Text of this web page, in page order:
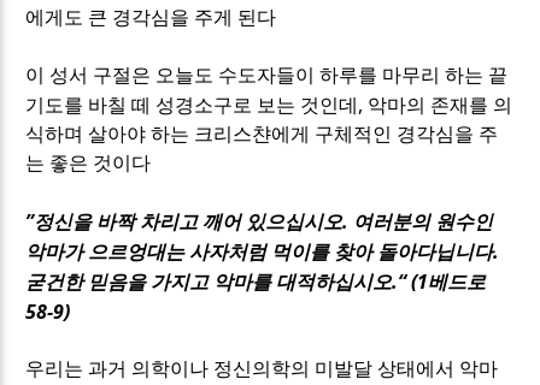
에게도 큰 경각심을 주게 된다
이 성서 구절은 오늘도 수도자들이 하루를 마무리 하는 끝
기도를 바칠 떼 성경소구로 보는 것인데 , 악마의 존재를 의
식하며 살아야 하는 크리스챤에게 구체적인 경각심을 주
는 좋은 것이다
”정신을 바짝 차리고 깨어 있으십시오. 여러분의 원수인
악마가 으르엉대는 사자처럼 먹이를 찾아 돌아다닙니다.
굳건한 믿음을 가지고 악마를 대적하십시오.“ (1베드로
58-9)
우리는 과거 의학이나 정신의학의 미발달 상태에서 악마